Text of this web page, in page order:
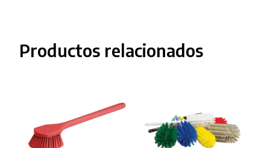
Productos relacionados